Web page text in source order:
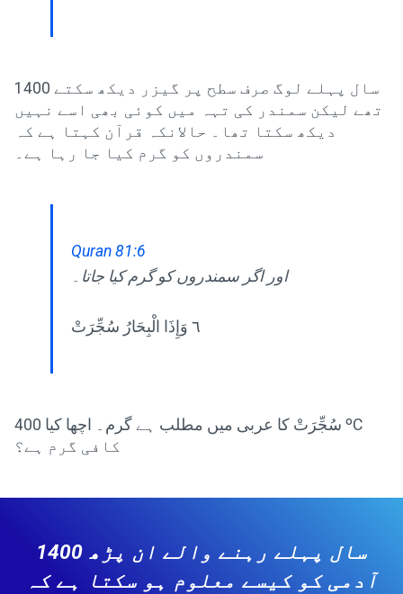
1400 سال پہلے لوگ صرف سطح پر گیزر دیکھ سکتے
تھے لیکن سمندر کی تہہ میں کوئی بھی اسے نہیں
دیکھ سکتا تھا۔ حالانکہ قرآن کہتا ہے کہ
سمندروں کو گرم کیا جا رہا ہے۔
Quran 81:6
اور اگر سمندروں کو گرم کیا جاتا۔
٦ وَإِذَا الْبِحَارُ سُجِّرَتْ
سُجِّرَتْ کا عربی میں مطلب ہے گرم۔ اچھا کیا 400 ºC
کافی گرم ہے؟
1400 سال پہلے رہنے والے ان پڑھ
آدمی کو کیسے معلوم ہو سکتا ہے کہ